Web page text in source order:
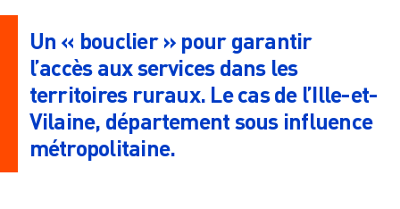
Un « bouclier » pour garantir
l’accès aux services dans les
territoires ruraux. Le cas de l’Ille-et-
Vilaine, département sous influence
métropolitaine.